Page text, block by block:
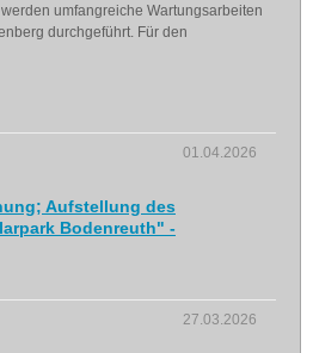
umfangreiche Wartungsarbeiten
durchgeführt. Für den
01.04.2026
Aufstellung des
Bodenreuth" -
27.03.2026